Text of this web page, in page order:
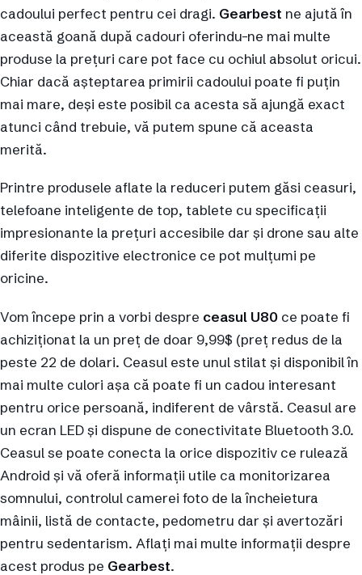
cadoului perfect pentru cei dragi. Gearbest ne ajută în
această goană după cadouri oferindu-ne mai multe
produse la prețuri care pot face cu ochiul absolut oricui.
Chiar dacă așteptarea primirii cadoului poate fi puțin
mai mare, deși este posibil ca acesta să ajungă exact
atunci când trebuie, vă putem spune că aceasta
merită.
Printre produsele aflate la reduceri putem găsi ceasuri,
telefoane inteligente de top, tablete cu specificații
impresionante la prețuri accesibile dar și drone sau alte
diferite dispozitive electronice ce pot mulțumi pe
oricine.
Vom începe prin a vorbi despre ceasul U80 ce poate fi
achiziționat la un preț de doar 9,99$ (preț redus de la
peste 22 de dolari. Ceasul este unul stilat și disponibil în
mai multe culori așa că poate fi un cadou interesant
pentru orice persoană, indiferent de vârstă. Ceasul are
un ecran LED și dispune de conectivitate Bluetooth 3.0.
Ceasul se poate conecta la orice dispozitiv ce rulează
Android și vă oferă informații utile ca monitorizarea
somnului, controlul camerei foto de la încheietura
mâinii, listă de contacte, pedometru dar și avertozări
pentru sedentarism. Aflați mai multe informații despre
acest produs pe Gearbest.